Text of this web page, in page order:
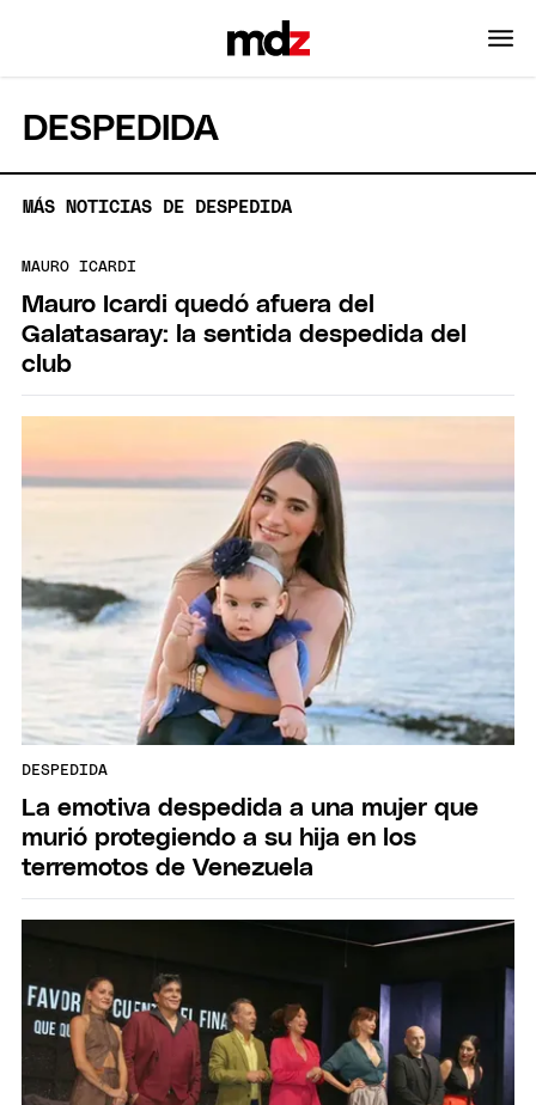
DESPEDIDA
MÁS NOTICIAS DE DESPEDIDA
MAURO ICARDI
Mauro Icardi quedó afuera del
Galatasaray: la sentida despedida del
club
DESPEDIDA
La emotiva despedida a una mujer que
murió protegiendo a su hija en los
terremotos de Venezuela